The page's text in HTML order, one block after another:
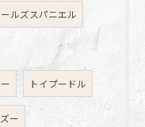
ルズスパニエル
トイプードル
ー